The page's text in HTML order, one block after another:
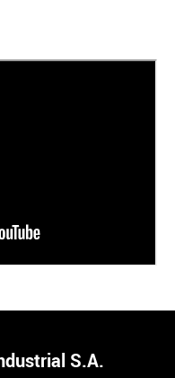
S.A.